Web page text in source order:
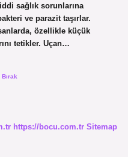
sağlık sorunlarına
ve parazit taşırlar.
özellikle küçük
tetikler. Uçan…
https://bocu.com.tr Sitemap